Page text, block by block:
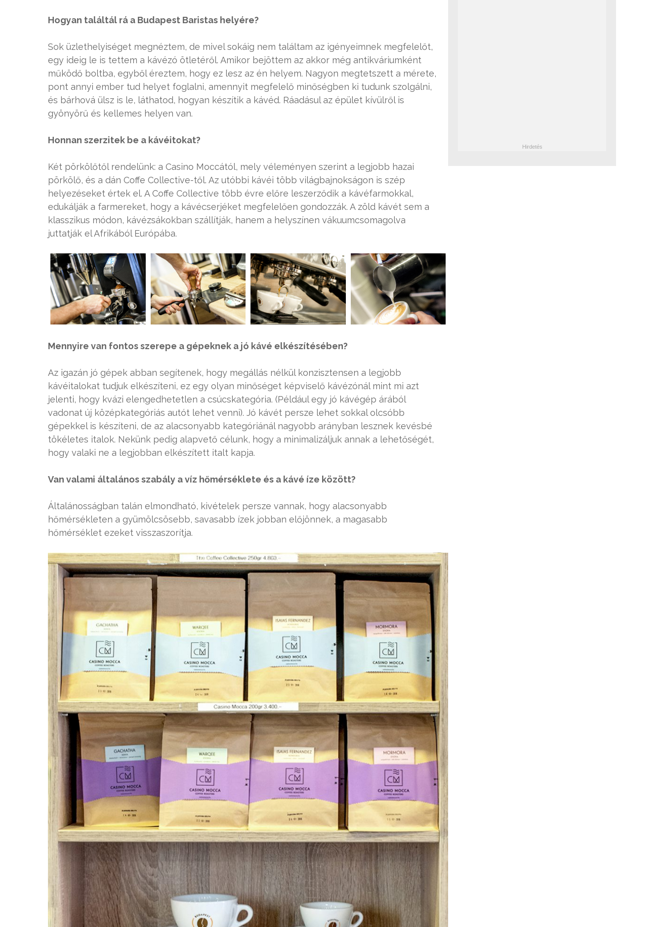
Hogyan találtál rá a Budapest Baristas helyére?
Sok üzlethelyiséget megnéztem, de mivel sokáig nem találtam az igényeimnek megfelelőt,
egy ideig le is tettem a kávézó ötletéről. Amikor bejöttem az akkor még antikváriumként
működő boltba, egyből éreztem, hogy ez lesz az én helyem. Nagyon megtetszett a mérete,
pont annyi ember tud helyet foglalni, amennyit megfelelő minőségben ki tudunk szolgálni,
és bárhová ülsz is le, láthatod, hogyan készítik a kávéd. Ráadásul az épület kívülről is
gyönyörű és kellemes helyen van.
Honnan szerzitek be a kávéitokat?
Két pörkölőtől rendelünk: a Casino Moccától, mely véleményen szerint a legjobb hazai
pörkölő, és a dán Coffe Collective-től. Az utóbbi kávéi több világbajnokságon is szép
helyezéseket értek el. A Coffe Collective több évre előre leszerződik a kávéfarmokkal,
edukálják a farmereket, hogy a kávécserjéket megfelelően gondozzák. A zöld kávét sem a
klasszikus módon, kávézsákokban szállítják, hanem a helyszínen vákuumcsomagolva
juttatják el Afrikából Európába.
Mennyire van fontos szerepe a gépeknek a jó kávé elkészítésében?
Az igazán jó gépek abban segítenek, hogy megállás nélkül konzisztensen a legjobb
kávéitalokat tudjuk elkészíteni, ez egy olyan minőséget képviselő kávézónál mint mi azt
jelenti, hogy kvázi elengedhetetlen a csúcskategória. (Például egy jó kávégép árából
vadonat új középkategóriás autót lehet venni). Jó kávét persze lehet sokkal olcsóbb
gépekkel is készíteni, de az alacsonyabb kategóriánál nagyobb arányban lesznek kevésbé
tökéletes italok. Nekünk pedig alapvető célunk, hogy a minimalizáljuk annak a lehetőségét,
hogy valaki ne a legjobban elkészített italt kapja.
Van valami általános szabály a víz hőmérséklete és a kávé íze között?
Általánosságban talán elmondható, kivételek persze vannak, hogy alacsonyabb
hőmérsékleten a gyümölcsösebb, savasabb ízek jobban előjönnek, a magasabb
hőmérséklet ezeket visszaszorítja.